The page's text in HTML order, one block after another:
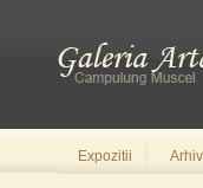
Expozitii